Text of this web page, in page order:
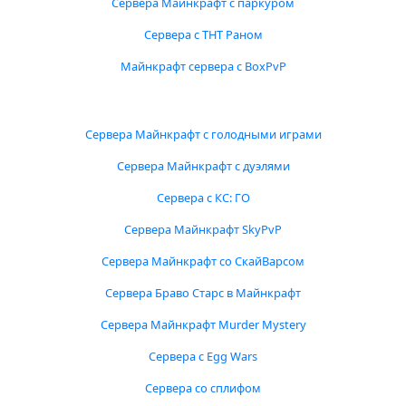
Сервера с ТНТ Раном
Майнкрафт сервера с BoxPvP
Сервера Майнкрафт с голодными играми
Сервера Майнкрафт с дуэлями
Сервера с КС: ГО
Сервера Майнкрафт SkyPvP
Сервера Майнкрафт со СкайВарсом
Сервера Браво Старс в Майнкрафт
Сервера Майнкрафт Murder Mystery
Сервера с Egg Wars
Сервера со сплифом